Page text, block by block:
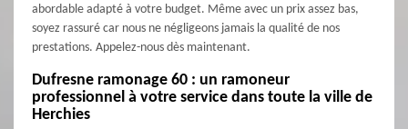
abordable adapté à votre budget. Même avec un prix assez bas,
soyez rassuré car nous ne négligeons jamais la qualité de nos
prestations. Appelez-nous dès maintenant.
Dufresne ramonage 60 : un ramoneur
professionnel à votre service dans toute la ville de
Herchies